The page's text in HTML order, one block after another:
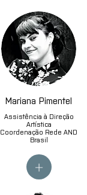
Mariana Pimentel
Assistência à Direção
Artística
Coordenação Rede AND
Brasil
+